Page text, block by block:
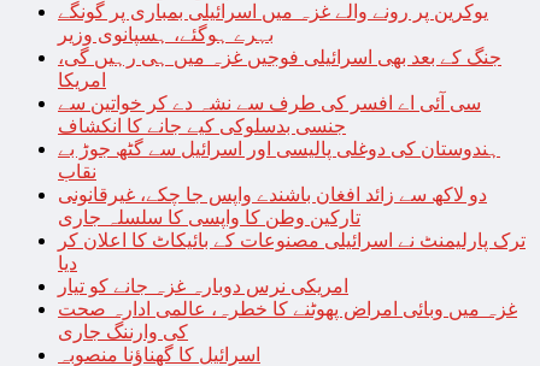
یوکرین پر رونے والے غزہ میں اسرائیلی بمباری پر گونگے
بہرے ہوگئے، ہسپانوی وزیر
جنگ کے بعد بھی اسرائیلی فوجیں غزہ میں ہی رہیں گی،
امریکا
سی آئی اے افسر کی طرف سے نشہ دے کر خواتین سے
جنسی بدسلوکی کیے جانے کا انکشاف
ہندوستان کی دوغلی پالیسی اور اسرائیل سے گٹھ جوڑ بے
نقاب
دو لاکھ سے زائد افغان باشندے واپس جا چکے، غیرقانونی
تارکین وطن کا واپسی کا سلسلہ جاری
ترک پارلیمنٹ نے اسرائیلی مصنوعات کے بائیکاٹ کا اعلان کر
دیا
امریکی نرس دوبارہ غزہ جانے کو تیار
غزہ میں وبائی امراض پھوٹنے کا خطرہ، عالمی ادارہ صحت
کی وارننگ جاری
اسرائیل کا گھناؤنا منصوبہ